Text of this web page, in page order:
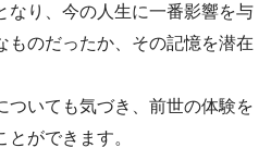
なり、今の人生に一番影響を与
ものだったか、その記憶を潜在
ついても気づき、前世の体験を
ができます。